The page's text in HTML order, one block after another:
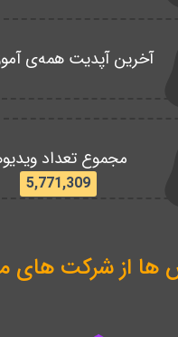
آخرین آپدیت همه‌ی
مجموع تعداد ویدیوها
5,771,309
ها از شرکت های